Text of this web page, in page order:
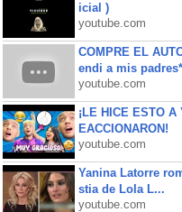
icial )
youtube.com
COMPRE EL
endi a mis
youtube.com
¡LE HICE ESTO
EACCIONARON!
youtube.com
Yanina Latorre
stia de Lola L...
youtube.com